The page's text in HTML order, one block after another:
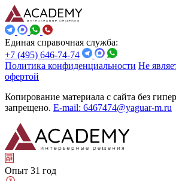
Единая справочная служба:
+7 (495) 646-74-74
Политика конфиденциальности Не
офертой
Копирование материала с сайта без
запрещено. E-mail: 6467474@yaguar-m.ru
Опыт 31 год